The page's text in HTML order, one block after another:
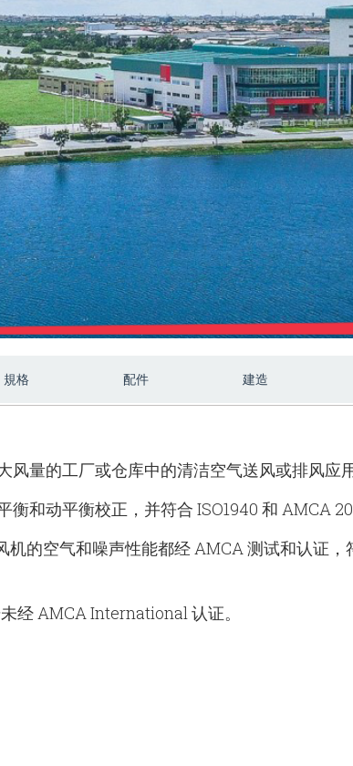
規格 配件 建造
风量的工厂或仓库中的清洁空气送风或排风应用
衡和动平衡校正，并符合 ISO1940 和 AMCA
机的空气和噪声性能都经 AMCA 测试和认证，
经 AMCA International 认证。